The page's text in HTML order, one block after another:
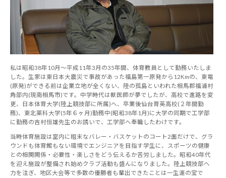
私は昭和38年10月～平成11年3月の35年間、体育教員として勤務いたしま
した。生家は東日本大震災で事故があった福島第一原発から12Kmの、東電
(原発)ができる前は企業立地が全くない、陸の孤島といわれた相馬郡福浦村
角部内(現南相馬市)です。中学時代は獣医師が夢でしたが、高校で進路を変
更、日本体育大学(陸上競技部に所属)へ、卒業後仙台育英高校(２年間勤
務)、東北薬科大学(5年６ヶ月)勤務中(昭和38年1月)に大学の同期で工学部
に勤務の吉村恒雄先生のお誘いで、工学部へ奉職したわけです。
当時体育施設は室内に粗末なバレー・バスケットのコート2面だけで、グラ
ウンドも体育館もない環境でエンジニアを目指す学生に、スポーツの健康
との相関関係・必要性・楽しさをどう伝えるか苦労しました。昭和40年代
を迎え施設が整備され始めクラブ活動も盛んになりました。陸上競技部へ
力を注ぎ、地区大会等で多数の優勝者も輩出できたことは一生涯の宝で